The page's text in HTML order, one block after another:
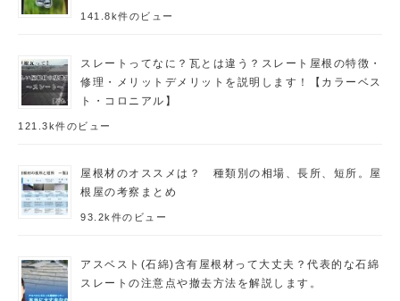
141.8k件のビュー
スレートってなに？瓦とは違う？スレート屋根の特徴・
修理・メリットデメリットを説明します！【カラーベス
ト・コロニアル】
121.3k件のビュー
屋根材のオススメは？ 種類別の相場、長所、短所。屋
根屋の考察まとめ
93.2k件のビュー
アスベスト(石綿)含有屋根材って大丈夫？代表的な石綿
スレートの注意点や撤去方法を解説します。